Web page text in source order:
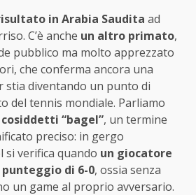
in Arabia Saudita ad
C’è anche un altro primato,
pubblico ma molto apprezzato
che conferma ancora una
stia diventando un punto di
del tennis mondiale. Parliamo
“bagel”, un termine
preciso: in gergo
si verifica quando un giocatore
di 6-0, ossia senza
un game al proprio avversario.